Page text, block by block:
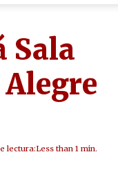
Sala
lectura:Less than 1 min.